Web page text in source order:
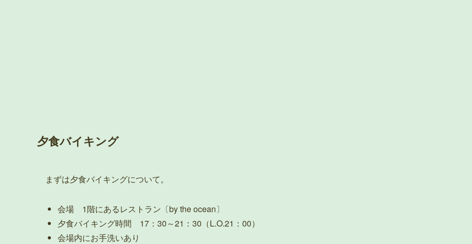
夕食バイキング
まずは夕食バイキングについて。
会場 1階にあるレストラン〔by the ocean〕
夕食バイキング時間 17：30～21：30（L.O.21：00）
会場内にお手洗いあり